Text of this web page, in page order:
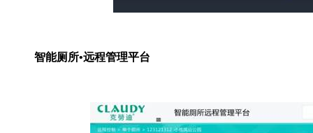
智能厕所•远程管理平台